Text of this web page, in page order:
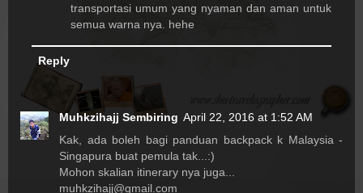
transportasi umum yang nyaman dan aman untuk
semua warna nya. hehe
Reply
Muhkzihajj Sembiring April 22, 2016 at 1:52 AM
Kak, ada boleh bagi panduan backpack k Malaysia -
Singapura buat pemula tak...:)
Mohon skalian itinerary nya juga...
muhkzihajj@gmail.com